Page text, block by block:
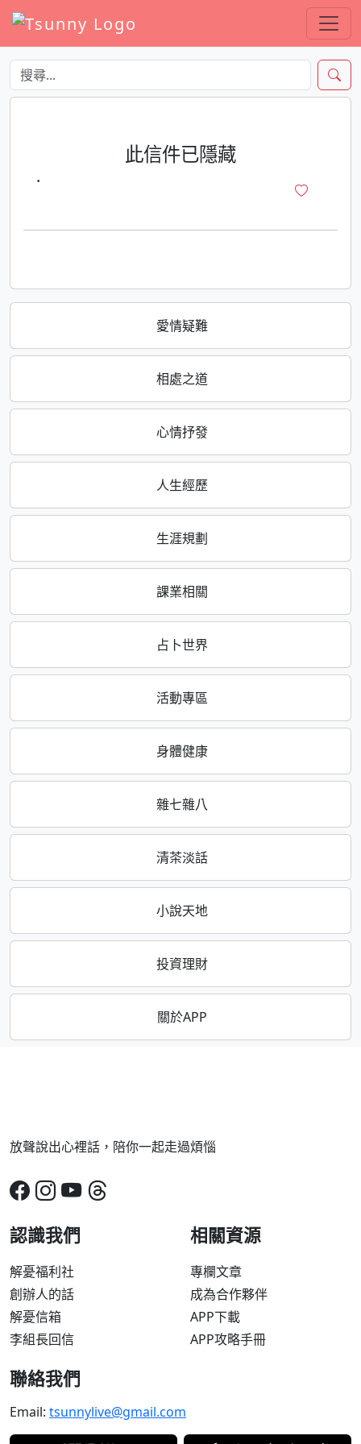
愛情疑難
相處之道
心情抒發
人生經歷
生涯規劃
課業相關
占卜世界
活動專區
身體健康
雜七雜八
清茶淡話
小說天地
投資理財
關於APP
此信件已隱藏
·
放聲說出心裡話，陪你一起走過煩惱
認識我們
解憂福利社
創辦人的話
解憂信箱
李組長回信
相關資源
專欄文章
成為合作夥伴
APP下載
APP攻略手冊
聯絡我們
Email: tsunnylive@gmail.com